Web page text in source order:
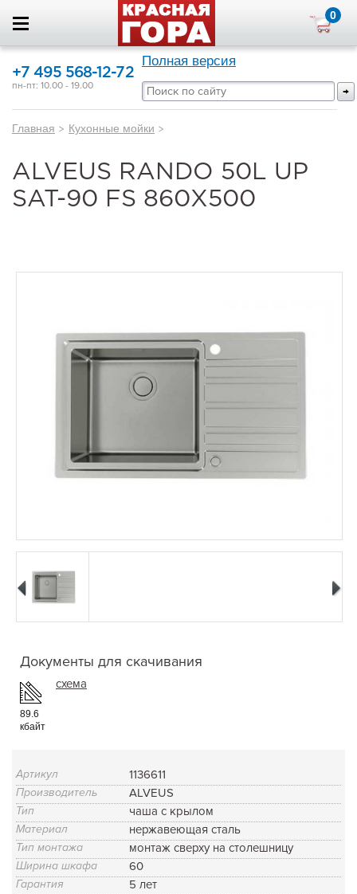
0
+7 495 568-12-72
пн-пт: 10.00 - 19.00
Полная версия
Главная > Кухонные мойки >
ALVEUS RANDO 50L UP
SAT-90 FS 860X500
Документы для скачивания
89.6
кбайт
схема
Артикул 1136611
Производитель ALVEUS
Тип чаша с крылом
Материал нержавеющая сталь
Тип монтажа монтаж сверху на столешницу
Ширина шкафа 60
Гарантия 5 лет